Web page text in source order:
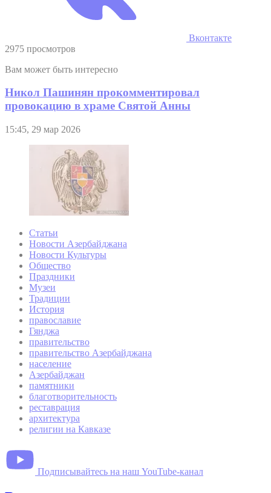
Вконтакте
2975 просмотров
Вам может быть интересно
Никол Пашинян прокомментировал
провокацию в храме Святой Анны
15:45, 29 мар 2026
Статьи
Новости Азербайджана
Новости Культуры
Общество
Праздники
Музеи
Традиции
История
православие
Гянджа
правительство
правительство Азербайджана
население
Азербайджан
памятники
благотворительность
реставрация
архитектура
религии на Кавказе
Подписывайтесь на наш YouTube-канал